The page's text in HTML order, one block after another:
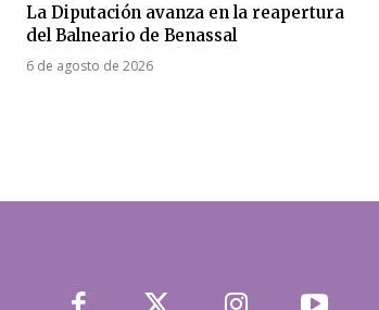
La Diputación avanza en la reapertura
del Balneario de Benassal
6 de agosto de 2026